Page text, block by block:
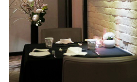
合作與代言
訂閱電子報